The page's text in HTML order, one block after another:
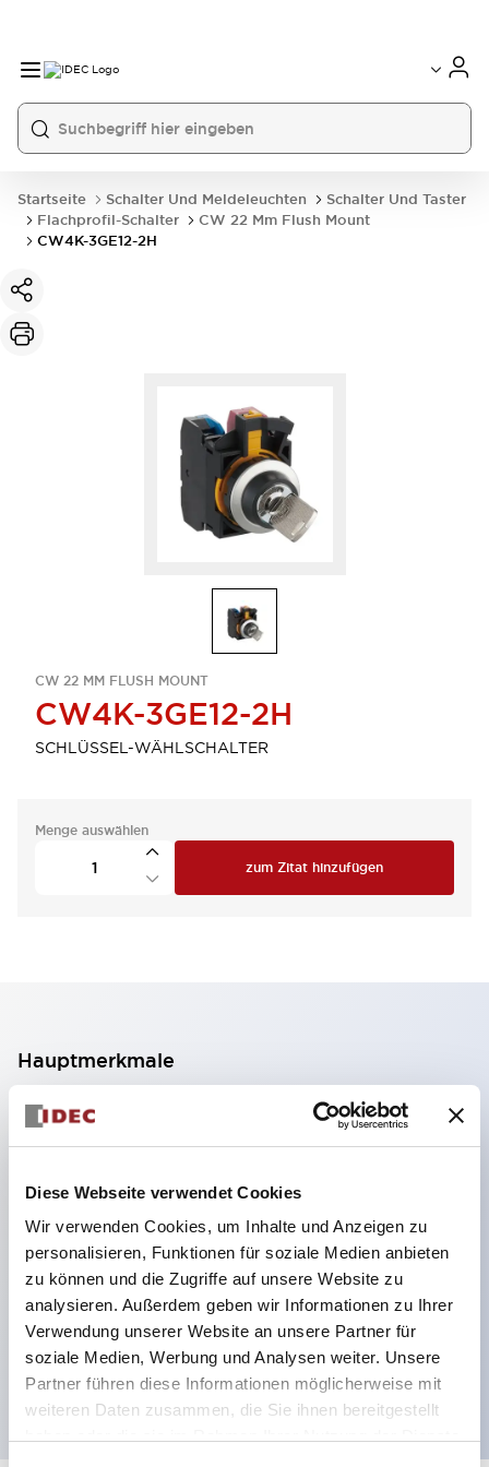
Diese Webseite verwendet Cookies
Wir verwenden Cookies, um Inhalte und Anzeigen zu
personalisieren, Funktionen für soziale Medien anbieten
zu können und die Zugriffe auf unsere Website zu
analysieren. Außerdem geben wir Informationen zu Ihrer
Verwendung unserer Website an unsere Partner für
soziale Medien, Werbung und Analysen weiter. Unsere
Partner führen diese Informationen möglicherweise mit
weiteren Daten zusammen, die Sie ihnen bereitgestellt
Startseite Schalter Und Meldeleuchten
Schalter Und Taster
Flachprofil-Schalter
CW 22 Mm Flush Mount
CW4K-3GE12-2H
CW 22 MM FLUSH MOUNT
CW4K-3GE12-2H
SCHLÜSSEL-WÄHLSCHALTER
Menge auswählen
zum Zitat hinzufügen
Hauptmerkmale
2-Kontakt-Block mit 2 Stufen, ermöglicht eine 4-
Kontakt-Konfiguration (Gewährleistung der
Isolierung zwischen den 2 Kontakten).
59,9 mm (※ 22-stufiger Kontaktblock).
Platzsparendes Design möglich.
Sicherheitsstruktur der 3. Generation: 2-Aktions-
Freisetzung, integrierter Schutz, IP20-
Fingerschutzstruktur